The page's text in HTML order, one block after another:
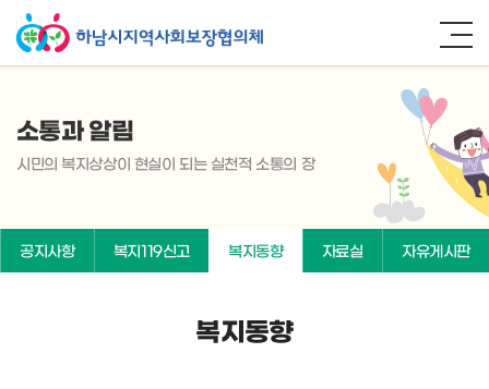
소통과 알림
시민의 복지상상이 현실이 되는 실천적 소통의 장
공지사항 복지119신고 복지동향 자료실 자유게시판
복지동향